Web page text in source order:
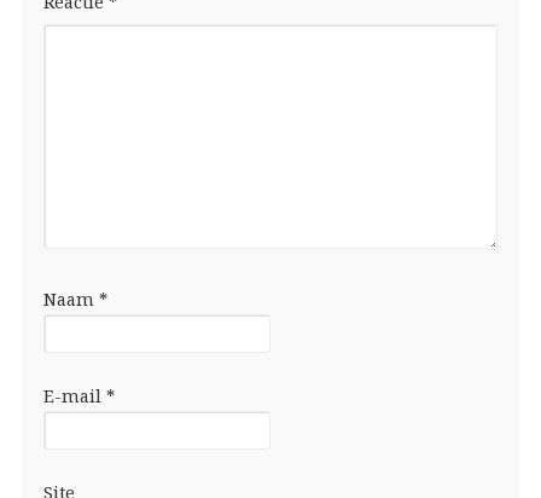
Naam *
E-mail *
Site